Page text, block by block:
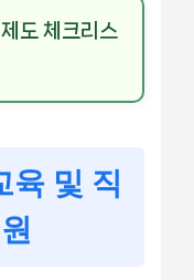
도 체크리스
육 및 직